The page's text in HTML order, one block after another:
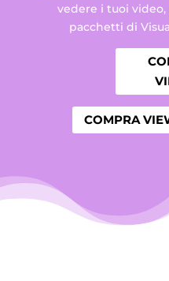
vedere i tuoi
pacchetti di
COMPRA